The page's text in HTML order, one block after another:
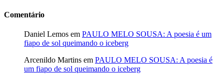
Comentário
Daniel Lemos em PAULO MELO SOUSA: A poesia é um
fiapo de sol queimando o iceberg
Arcenildo Martins em PAULO MELO SOUSA: A poesia é
um fiapo de sol queimando o iceberg